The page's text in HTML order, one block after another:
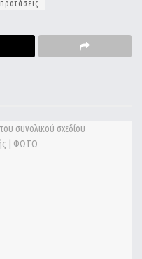
προτάσεις